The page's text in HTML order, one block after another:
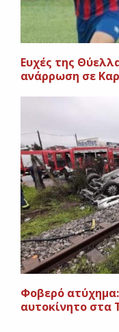
Eυχές της
ανάρρωση σε
Φοβερό
αυτοκίνητο στα